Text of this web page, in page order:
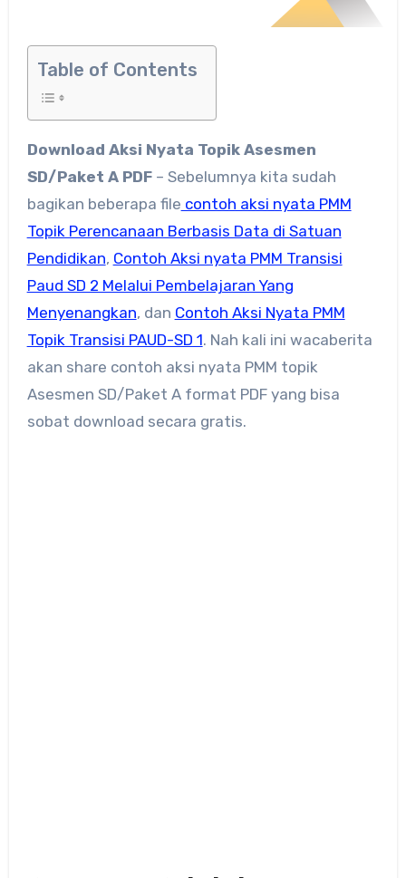
Table of Contents
Download Aksi Nyata Topik Asesmen
SD/Paket A PDF– Sebelumnya kita sudah
bagikan beberapa file contoh aksi nyata PMM
Topik Perencanaan Berbasis Data di Satuan
Pendidikan, Contoh Aksi nyata PMM Transisi
Paud SD 2 Melalui Pembelajaran Yang
Menyenangkan, dan Contoh Aksi Nyata PMM
Topik Transisi PAUD-SD 1. Nah kali ini wacaberita
akan share contoh aksi nyata PMM topik
Asesmen SD/Paket A format PDF yang bisa
sobat download secara gratis.